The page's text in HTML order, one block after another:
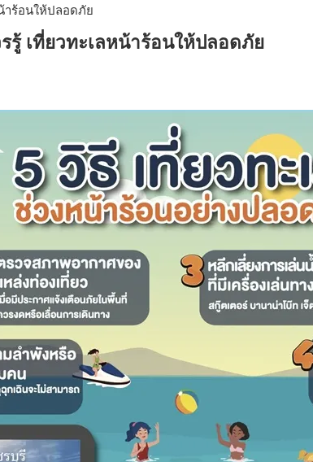
ายหัวเพียง 2,618 บาท เสนอทบทวนจัดสรรงบให้สอดคล้อง
33.60 ติดตามข้อมูลจ้างงานสหรัฐฯ
าร้อนให้ปลอดภัย
รู้ เที่ยวทะเลหน้าร้อนให้ปลอดภัย